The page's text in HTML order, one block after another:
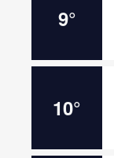
9°
10°